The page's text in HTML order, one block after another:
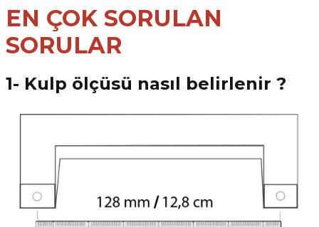
EN ÇOK SORULAN
SORULAR
1- Kulp ölçüsü nasıl belirlenir ?